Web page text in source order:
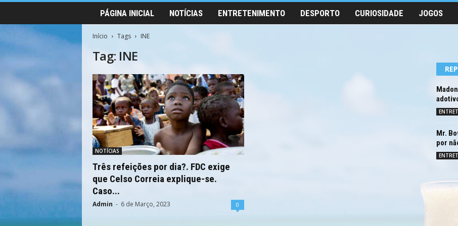
PÁGINA INICIAL NOTÍCIAS ENTRETENIMENTO DESPORTO CURIOSIDADE JOGOS
Início Tags INE
Tag: INE